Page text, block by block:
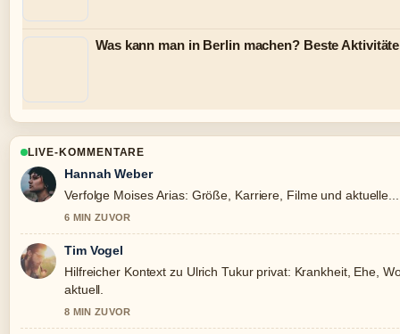
Was kann man in Berlin machen? Beste
LIVE-KOMMENTARE
Hannah Weber
Verfolge Moises Arias: Größe, Karriere, Filme und
6 MIN ZUVOR
Tim Vogel
Hilfreicher Kontext zu Ulrich Tukur privat: Krankheit, Ehe,
aktuell.
8 MIN ZUVOR